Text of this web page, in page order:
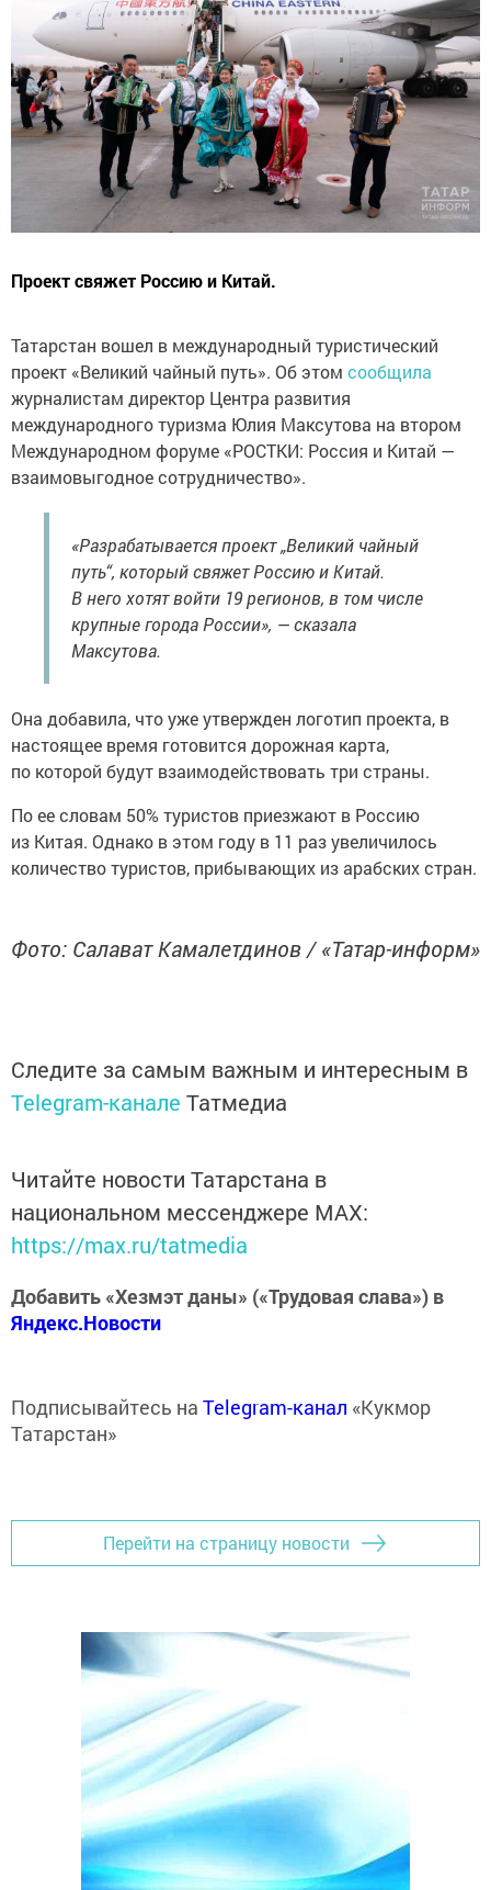
Проект свяжет Россию и Китай.
Татарстан вошел в международный туристический
проект «Великий чайный путь». Об этом сообщила
журналистам директор Центра развития
международного туризма Юлия Максутова на втором
Международном форуме «РОСТКИ: Россия и Китай —
взаимовыгодное сотрудничество».
«Разрабатывается проект „Великий чайный
путь“, который свяжет Россию и Китай.
В него хотят войти 19 регионов, в том числе
крупные города России», — сказала
Максутова.
Она добавила, что уже утвержден логотип проекта, в
настоящее время готовится дорожная карта,
по которой будут взаимодействовать три страны.
По ее словам 50% туристов приезжают в Россию
из Китая. Однако в этом году в 11 раз увеличилось
количество туристов, прибывающих из арабских стран.
Фото: Салават Камалетдинов / «Татар-информ»
Следите за самым важным и интересным в
Telegram-канале Татмедиа
Читайте новости Татарстана в
национальном мессенджере MАХ:
https://max.ru/tatmedia
Добавить «Хезмэт даны» («Трудовая слава») в
Яндекс.Новости
Подписывайтесь на Telegram-канал «Кукмор
Татарстан»
Перейти на страницу новости